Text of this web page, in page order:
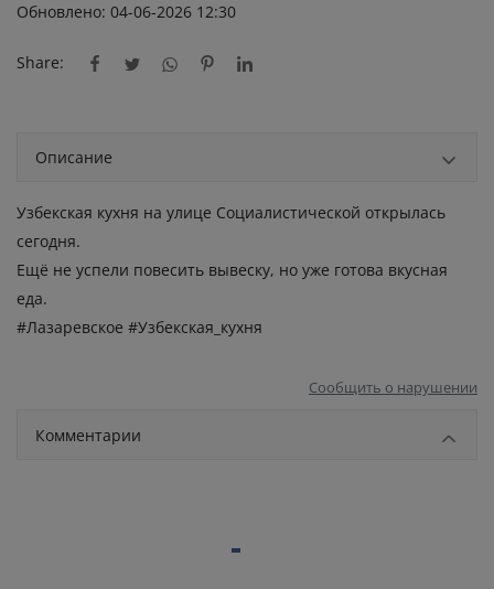
Обновлено: 04-06-2026 12:30
Share:
Описание
Узбекская кухня на улице Социалистической открылась
сегодня.
Ещё не успели повесить вывеску, но уже готова вкусная
еда.
#Лазаревское #Узбекская_кухня
Сообщить о нарушении
Комментарии